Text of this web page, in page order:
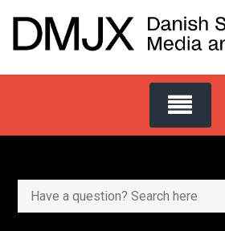
content
Search
for: